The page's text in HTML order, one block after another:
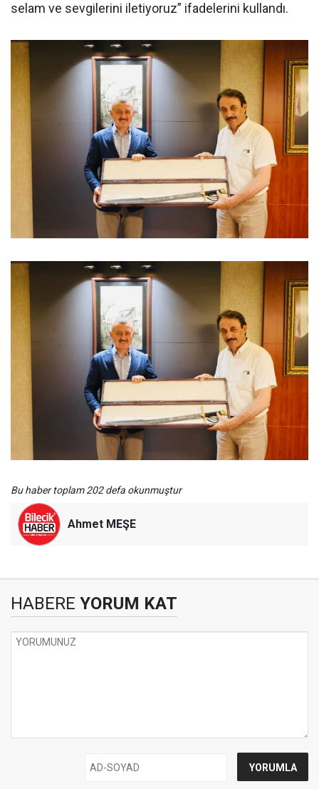
selam ve sevgilerini iletiyoruz” ifadelerini kullandı.
Bu haber toplam 202 defa okunmuştur
Ahmet MEŞE
HABERE YORUM KAT